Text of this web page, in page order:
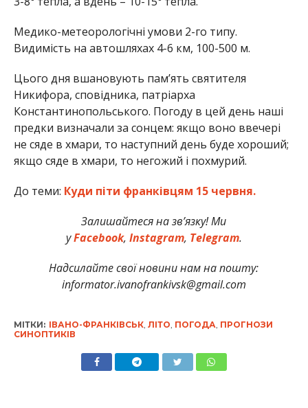
Медико-метеорологічні умови 2-го типу.
Видимість на автошляхах 4-6 км, 100-500 м.
Цього дня вшановують пам’ять святителя
Никифора, сповідника, патріарха
Константинопольського. Погоду в цей день наші
предки визначали за сонцем: якщо воно ввечері
не сяде в хмари, то наступний день буде хороший;
якщо сяде в хмари, то негожий і похмурий.
До теми: Куди піти франківцям 15 червня.
Залишайтеся на зв’язку! Ми
уFacebook, Instagram, Telegram.
Надсилайте свої новини нам на пошту:
informator.ivanofrankivsk@gmail.com
МІТКИ: ІВАНО-ФРАНКІВСЬК, ЛІТО ПОГОДА ПРОГНОЗИ
СИНОПТИКІВ